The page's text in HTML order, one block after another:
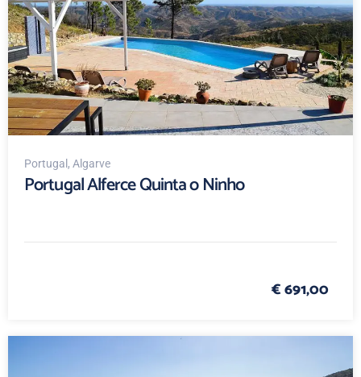
Portugal , Algarve
Portugal Alferce Quinta o Ninho
€ 691,00